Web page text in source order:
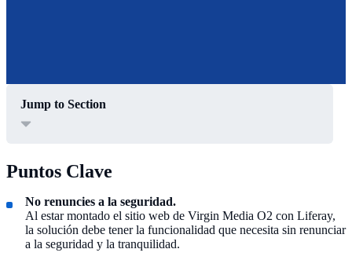
Jump to Section
Puntos Clave
No renuncies a la seguridad.
Al estar montado el sitio web de Virgin Media O2 con Liferay,
la solución debe tener la funcionalidad que necesita sin renunciar
a la seguridad y la tranquilidad.